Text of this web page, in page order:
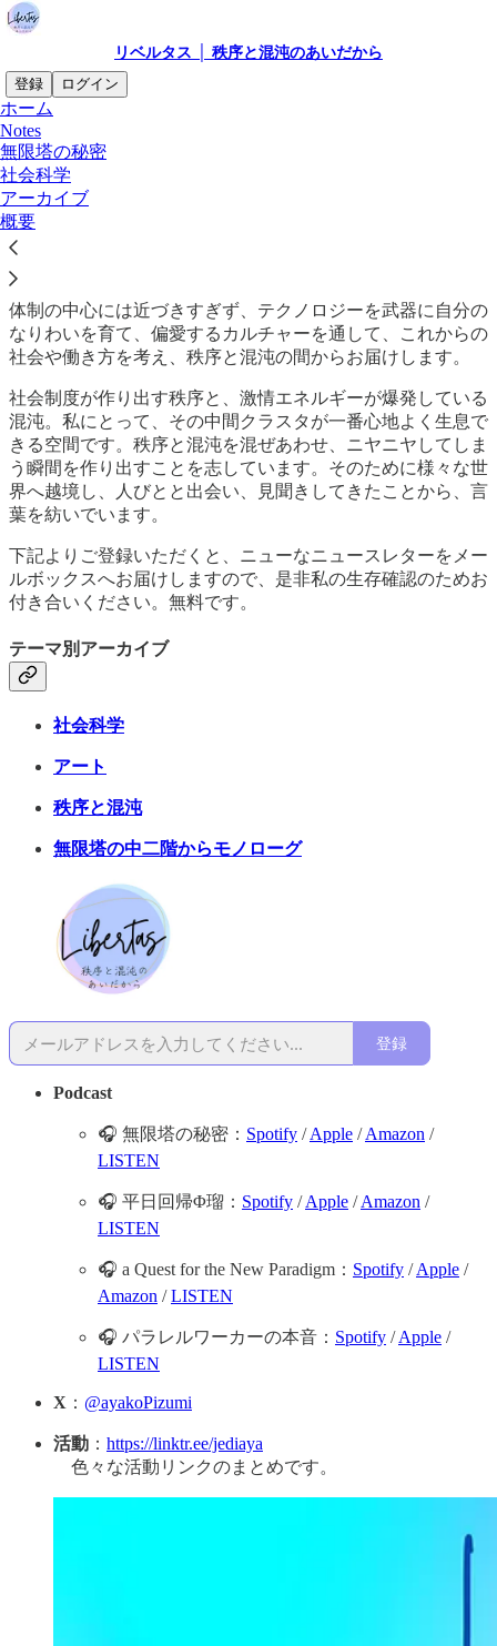
リベルタス │ 秩序と混沌のあいだから
登録
ログイン
ホーム
Notes
無限塔の秘密
社会科学
アーカイブ
概要
Welcome to my “Libertas Teritory”
中二病をこじらせたまま、「亜周辺」から世界を眺めるニュ
ースレター＆ポッドキャストです。ポッドキャストは、「無
限塔の秘密」と連動してお送りいたします。
体制の中心には近づきすぎず、テクノロジーを武器に自分の
なりわいを育て、偏愛するカルチャーを通して、これからの
社会や働き方を考え、秩序と混沌の間からお届けします。
社会制度が作り出す秩序と、激情エネルギーが爆発している
混沌。私にとって、その中間クラスタが一番心地よく生息で
きる空間です。秩序と混沌を混ぜあわせ、ニヤニヤしてしま
う瞬間を作り出すことを志しています。そのために様々な世
界へ越境し、人びとと出会い、見聞きしてきたことから、言
葉を紡いでいます。
下記よりご登録いただくと、ニューなニュースレターをメー
ルボックスへお届けしますので、是非私の生存確認のためお
付き合いください。無料です。
テーマ別アーカイブ
社会科学
アート
秩序と混沌
無限塔の中二階からモノローグ
登録
Podcast
🎧 無限塔の秘密： Spotify /Apple /Amazon /
LISTEN
🎧 平日回帰Φ瑠： Spotify /Apple /Amazon /
LISTEN
🎧 a Quest for the New Paradigm： Spotify /Apple /
Amazon /LISTEN
🎧 パラレルワーカーの本音： Spotify /Apple /
LISTEN
X ： @ayakoPizumi
活動 ： https://linktr.ee/jediaya
色々な活動リンクのまとめです。